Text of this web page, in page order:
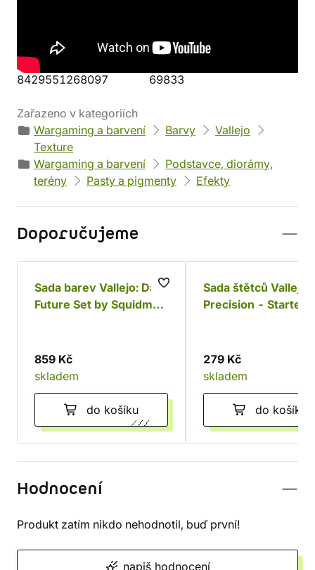
Váha: 322 g
EAN
8429551268097
69833
Zařazeno v kategoriích
Wargaming a barvení
Barvy
Vallejo
Texture
Wargaming a barvení
Podstavce, diorámy,
terény
Pasty a pigmenty Efekty
Doporučujeme
Sada barev Vallejo: Dark
Future Set by Squidmar
859 Kč
skladem
do košíku
Sada štětců Vallejo:
Precision - Starter
279 Kč
skladem
do košíku
Hodnocení
Produkt zatím nikdo nehodnotil, buď první!
napiš hodnocení